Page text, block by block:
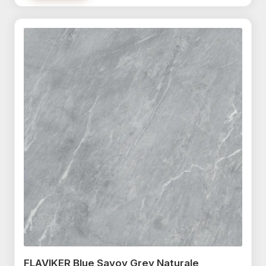
ARTÉ Origami termékcsalád
ARTÉ Floral Stone termékcsalád
ARTÉ Ventura termékcsalád
ARTÉ Marlena termékcsalád
ARTÉ Kalma termékcsalád
ARTÉ Borneo termékcsalád
ARTÉ Idylla termékcsalád
ARTÉ Neutral termékcsalád
ARTÉ Caramell termékcsalád
ARTÉ Fuoco termékcsalád
ARTÉ Satini Marittimo
SAIME CottoAntico termékcsalád
SAIME Phoenix termékcsalád
SAIME Titano termékcsalád
SAIME Artica termékcsalád
SAIME Ferrocemento termékcsalád
SAIME Travertino termékcsalád
SAIME Alpi termékcsalád
SAIME Luserna termékcsalád
SAIME Painted termékcsalád
SAIME Eternity termékcsalád
SAIME Frammenta termékcsalád
FLAVIKER Blue Savoy Grey Naturale